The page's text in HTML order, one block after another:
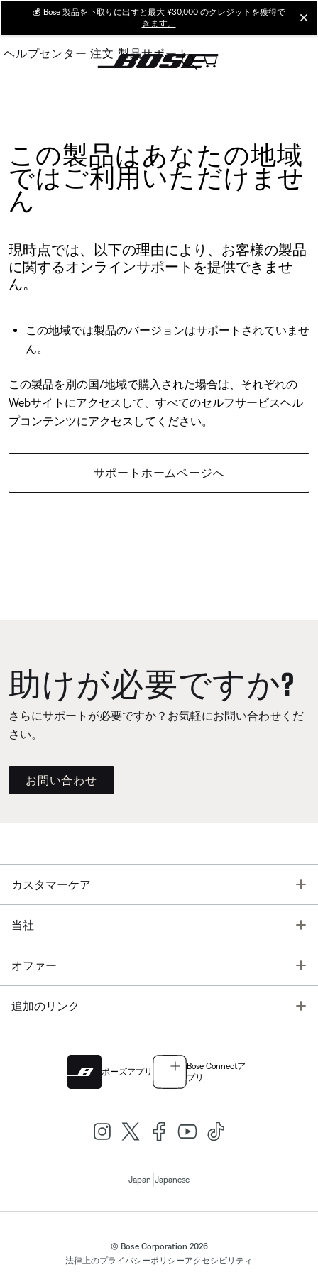
Main
💰 Bose 製品を下取りに出すと最大 ¥30,000 のクレジットを獲得で
きます。
ヘルプセンター 注文 製品サポート
この製品はあなたの地域
ではご利用いただけませ
ん
現時点では、以下の理由により、お客様の製品
に関するオンラインサポートを提供できませ
ん。
この地域では製品のバージョンはサポートされていませ
ん。
この製品を別の国/地域で購入された場合は、それぞれの
Webサイトにアクセスして、すべてのセルフサービスヘル
プコンテンツにアクセスしてください。
サポートホームページへ
助けが必要ですか?
さらにサポートが必要ですか？お気軽にお問い合わせくだ
さい。
お問い合わせ
カスタマーケア
当社
オファー
追加のリンク
ボーズアプリ
Bose Connectア
プリ
Japan Japanese
© Bose Corporation 2026
法律上のプライバシーポリシーアクセシビリティ